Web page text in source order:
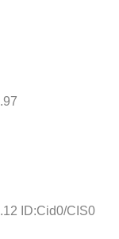
ID:Cid0/CIS0